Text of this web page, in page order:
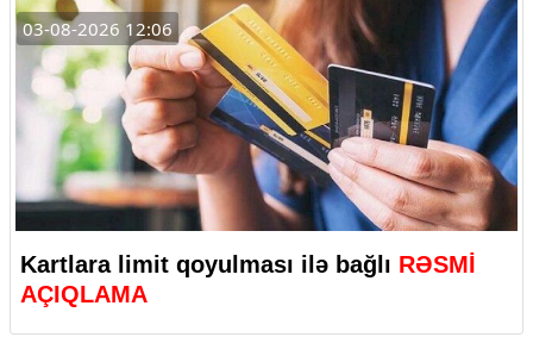
03-08-2026 12:06
Kartlara limit qoyulması ilə bağlı RƏSMİ
AÇIQLAMA